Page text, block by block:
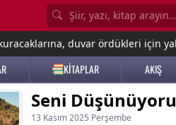
duvar ördükleri için
KİTAPLAR AKIŞ
Seni
13 Kasım 2025 Perşembe